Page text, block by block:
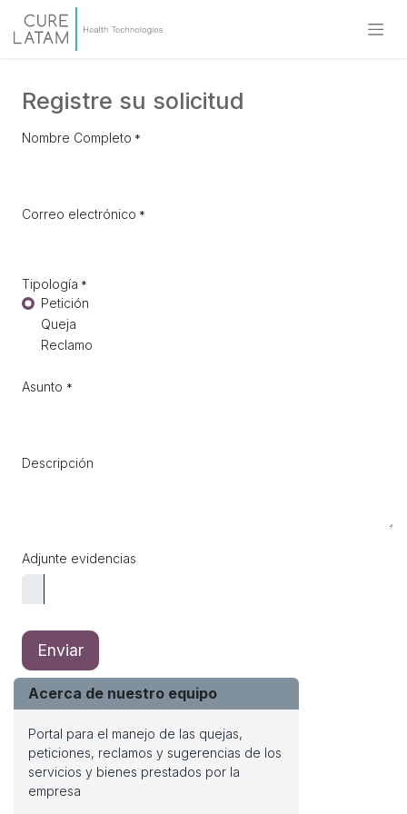
Registre su solicitud
Nombre Completo *
Correo electrónico *
Tipología *
Petición
Queja
Reclamo
Asunto *
Descripción
Adjunte evidencias
Enviar
Acerca de nuestro equipo
Portal para el manejo de las quejas,
peticiones, reclamos y sugerencias de los
servicios y bienes prestados por la
empresa